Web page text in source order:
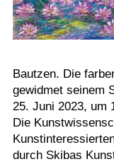
Kultur
Sport
Kostenlos
Bautzen. Die
gewidmet seinem
25. Juni 2023, um
Die
durch Skibas